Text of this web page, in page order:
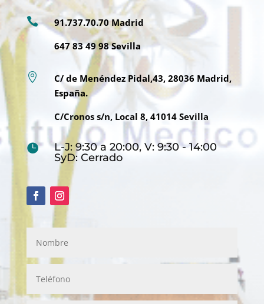

91.737.70.70 Madrid
647 83 49 98 Sevilla

C/ de Menéndez Pidal,43, 28036 Madrid,
España.
C/Cronos s/n, Local 8, 41014 Sevilla

L-J: 9:30 a 20:00, V: 9:30 - 14:00
SyD: Cerrado